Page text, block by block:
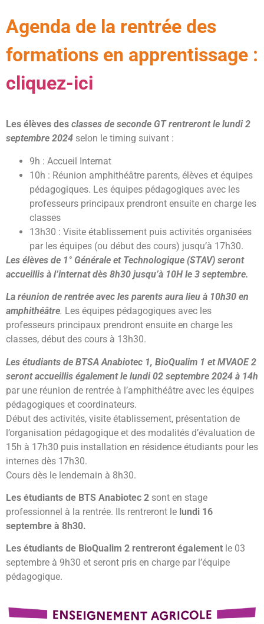
Agenda de la rentrée des
formations en apprentissage :
cliquez-ici
Les élèves des classes de seconde GT rentreront le lundi 2
septembre 2024 selon le timing suivant :
9h : Accueil Internat
10h : Réunion amphithéâtre parents, élèves et équipes
pédagogiques. Les équipes pédagogiques avec les
professeurs principaux prendront ensuite en charge les
classes
13h30 : Visite établissement puis activités organisées
par les équipes (ou début des cours) jusqu’à 17h30.
Les élèves de 1° Générale et Technologique (STAV) seront
accueillis à l’internat dès 8h30 jusqu’à 10H le 3 septembre.
La réunion de rentrée avec les parents aura lieu à 10h30 en
amphithéâtre. Les équipes pédagogiques avec les
professeurs principaux prendront ensuite en charge les
classes, début des cours à 13h30.
Les étudiants de BTSA Anabiotec 1, BioQualim 1 et MVAOE 2
seront accueillis également le lundi 02 septembre 2024 à 14h
par une réunion de rentrée à l’amphithéâtre avec les équipes
pédagogiques et coordinateurs.
Début des activités, visite établissement, présentation de
l’organisation pédagogique et des modalités d’évaluation de
15h à 17h30 puis installation en résidence étudiants pour les
internes dès 17h30.
Cours dès le lendemain à 8h30.
Les étudiants de BTS Anabiotec 2 sont en stage
professionnel à la rentrée. Ils rentreront le lundi 16
septembre à 8h30.
Les étudiants de BioQualim 2 rentreront également le 03
septembre à 9h30 et seront pris en charge par l’équipe
pédagogique.